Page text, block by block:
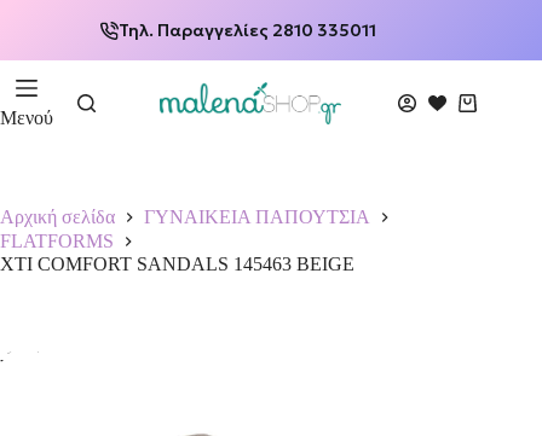
Τηλ. Παραγγελίες 2810 335011
Μενού
Αρχική σελίδα
ΓΥΝΑΙΚΕΙΑ ΠΑΠΟΥΤΣΙΑ
FLATFORMS
XTI COMFORT SANDALS 145463 BEIGE
-15%